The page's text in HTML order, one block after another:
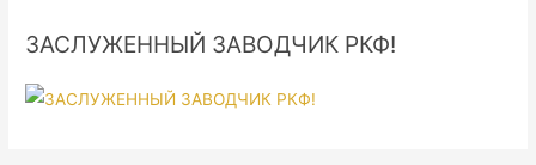
ЗАСЛУЖЕННЫЙ ЗАВОДЧИК РКФ!